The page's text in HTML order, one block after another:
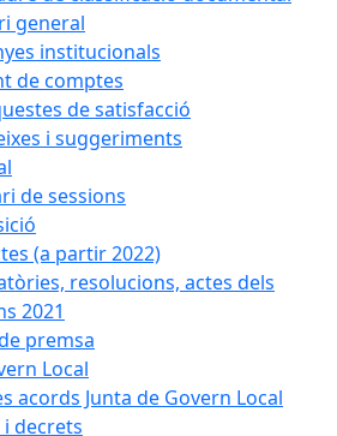
general
institucionals
de comptes
de satisfacció
i suggeriments
de sessions
(a partir 2022)
resolucions, actes dels
2021
premsa
Local
acords Junta de Govern Local
i decrets